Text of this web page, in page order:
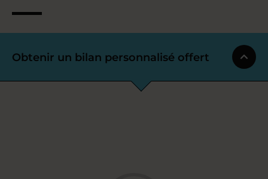
Obtenir un bilan personnalisé offert